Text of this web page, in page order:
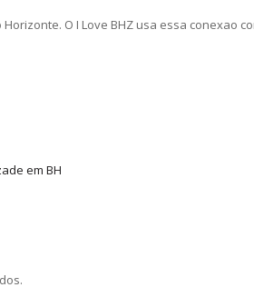
O I Love BHZ usa essa conexao
em BH